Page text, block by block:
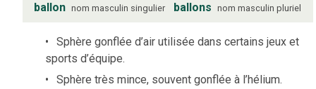
ballon nom masculin singulier ballons nom masculin pluriel
Sphère gonflée d’air utilisée dans certains jeux et
sports d’équipe.
Sphère très mince, souvent gonflée à l’hélium.